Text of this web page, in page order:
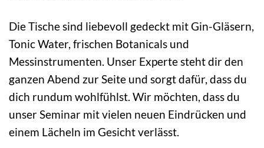
Die Tische sind liebevoll gedeckt mit Gin-Gläsern,
Tonic Water, frischen Botanicals und
Messinstrumenten. Unser Experte steht dir den
ganzen Abend zur Seite und sorgt dafür, dass du
dich rundum wohlfühlst. Wir möchten, dass du
unser Seminar mit vielen neuen Eindrücken und
einem Lächeln im Gesicht verlässt.